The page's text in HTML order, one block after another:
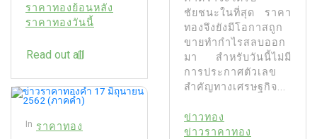
ราคาทองย้อนหลัง
ราคาทองวันนี้
Read out all
In ราคาทอง
ชัยชนะในที่สุด ราคา
ทองจึงยังมีโอกาสถูก
ขายทํากําไรสลบออก
มา สําหรับวันนี้ไม่มี
การประกาศตัวเลข
สำคัญทางเศรษฐกิจ...
ข่าวทอง
ข่าวราคาทอง